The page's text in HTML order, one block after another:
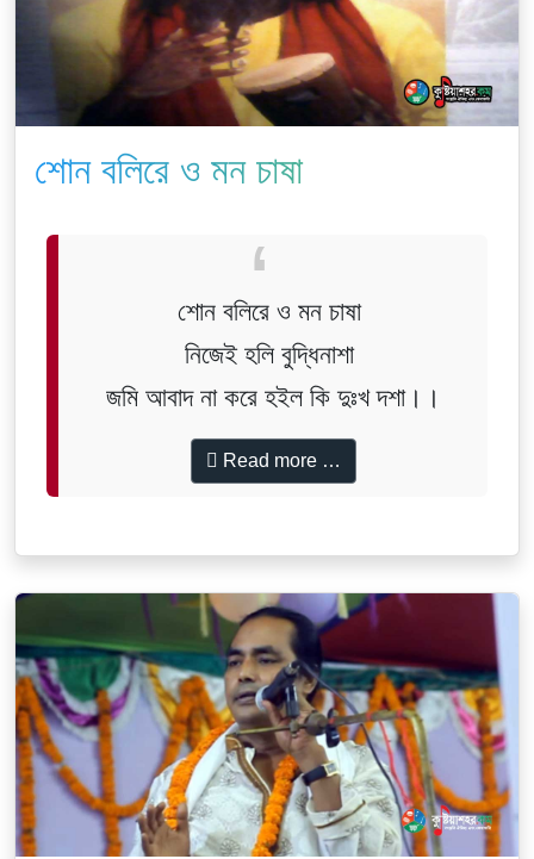
শোন বলিরে ও মন চাষা
শোন বলিরে ও মন চাষা
নিজেই হলি বুদ্ধিনাশা
জমি আবাদ না করে হইল কি দুঃখ দশা।।
Read more …